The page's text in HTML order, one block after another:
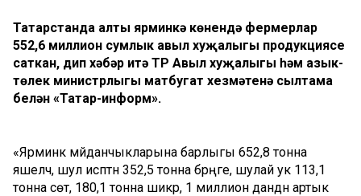
Татарстанда алты ярминкә көнендә фермерлар
552,6 миллион сумлык авыл хуҗалыгы продукциясе
саткан, дип хәбәр итә ТР Авыл хуҗалыгы һәм азык-
төлек министрлыгы матбугат хезмәтенә сылтама
белән «Татар-информ».
«Ярминкә мәйданчыкларына барлыгы 652,8 тонна
яшелчә, шул исәптән 352,5 тонна бәрәңге, шулай ук 113,1
тонна сөт, 180,1 тонна шикәр, 1 миллион данәдән артык